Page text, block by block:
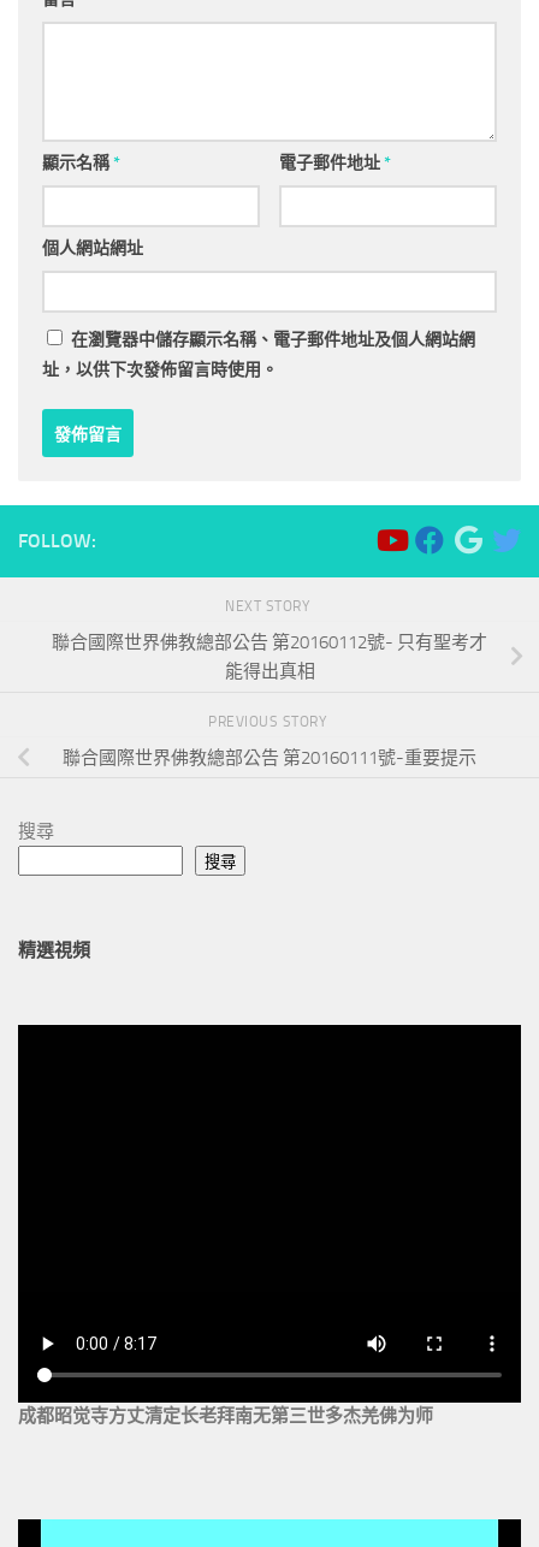
顯示名稱* 電子郵件地址*
個人網站網址
在瀏覽器中儲存顯示名稱、電子郵件地址及個人網站網
址，以供下次發佈留言時使用。
FOLLOW:
NEXT STORY
聯合國際世界佛教總部公告 第20160112號- 只有聖考才
能得出真相
PREVIOUS STORY
聯合國際世界佛教總部公告 第20160111號-重要提示
搜尋
搜尋
精選視頻
成都昭觉寺方丈清定长老拜南无第三世多杰羌佛为师